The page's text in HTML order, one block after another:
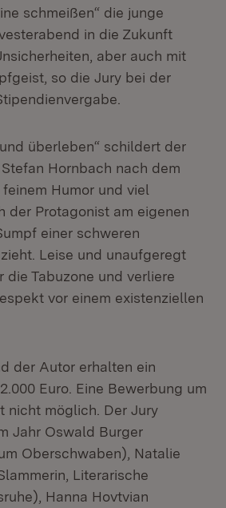
schmeißen“ die junge
in die Zukunft
aber auch mit
so die Jury bei der
überleben“ schildert der
Hornbach nach dem
Humor und viel
der Protagonist am eigenen
einer schweren
Leise und unaufgeregt
die Tabuzone und verliere
vor einem existenziellen
der Autor erhalten ein
Euro. Eine Bewerbung um
nicht möglich. Der Jury
Jahr Oswald Burger
Oberschwaben), Natalie
Literarische
Hanna Hovtvian